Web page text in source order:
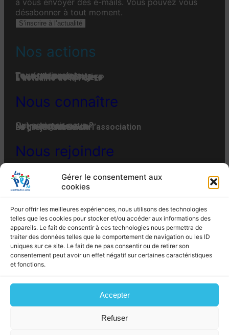
Gérer le consentement aux
cookies
Pour offrir les meilleures expériences, nous utilisons des technologies
telles que les cookies pour stocker et/ou accéder aux informations des
appareils. Le fait de consentir à ces technologies nous permettra de
traiter des données telles que le comportement de navigation ou les ID
uniques sur ce site. Le fait de ne pas consentir ou de retirer son
consentement peut avoir un effet négatif sur certaines caractéristiques
et fonctions.
Accepter
Refuser
à vous envoyer des e-mails. Vous pouvez vous
désabonner à tout moment.
S’inscrire à l’actualité
Nos actions
Tous nos projets
Les établissements
Toute l’actualité
L'actualité associative
L’actualité des projets
L’actualité de la FGPEP
Nous connaître
Qui-sommes-nous ?
Notre histoire
Notre organisation
La gouvernance de l’association
Le projet associatif
Nous rejoindre
Offres d’emplois et de stages
Adhésion
Faire un don
Engager son entreprise
MENTIONS LÉGALES
POLITIQUE DE CONFIDENTIALITÉ
POLITIQUE DE COOKIES (EU)
ROUEN CEDEX – Tél. : 02 35 07 82 10 – Fax : 02
35 07 82 19
Email : siege@lespep76.fr